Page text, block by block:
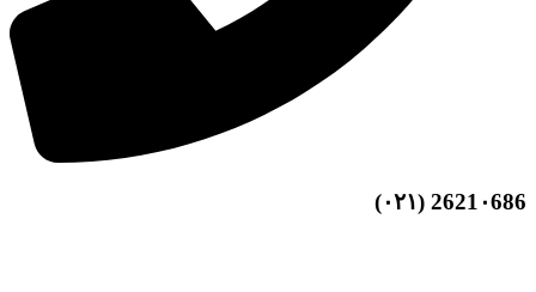
2621۰686 (۰۲۱)